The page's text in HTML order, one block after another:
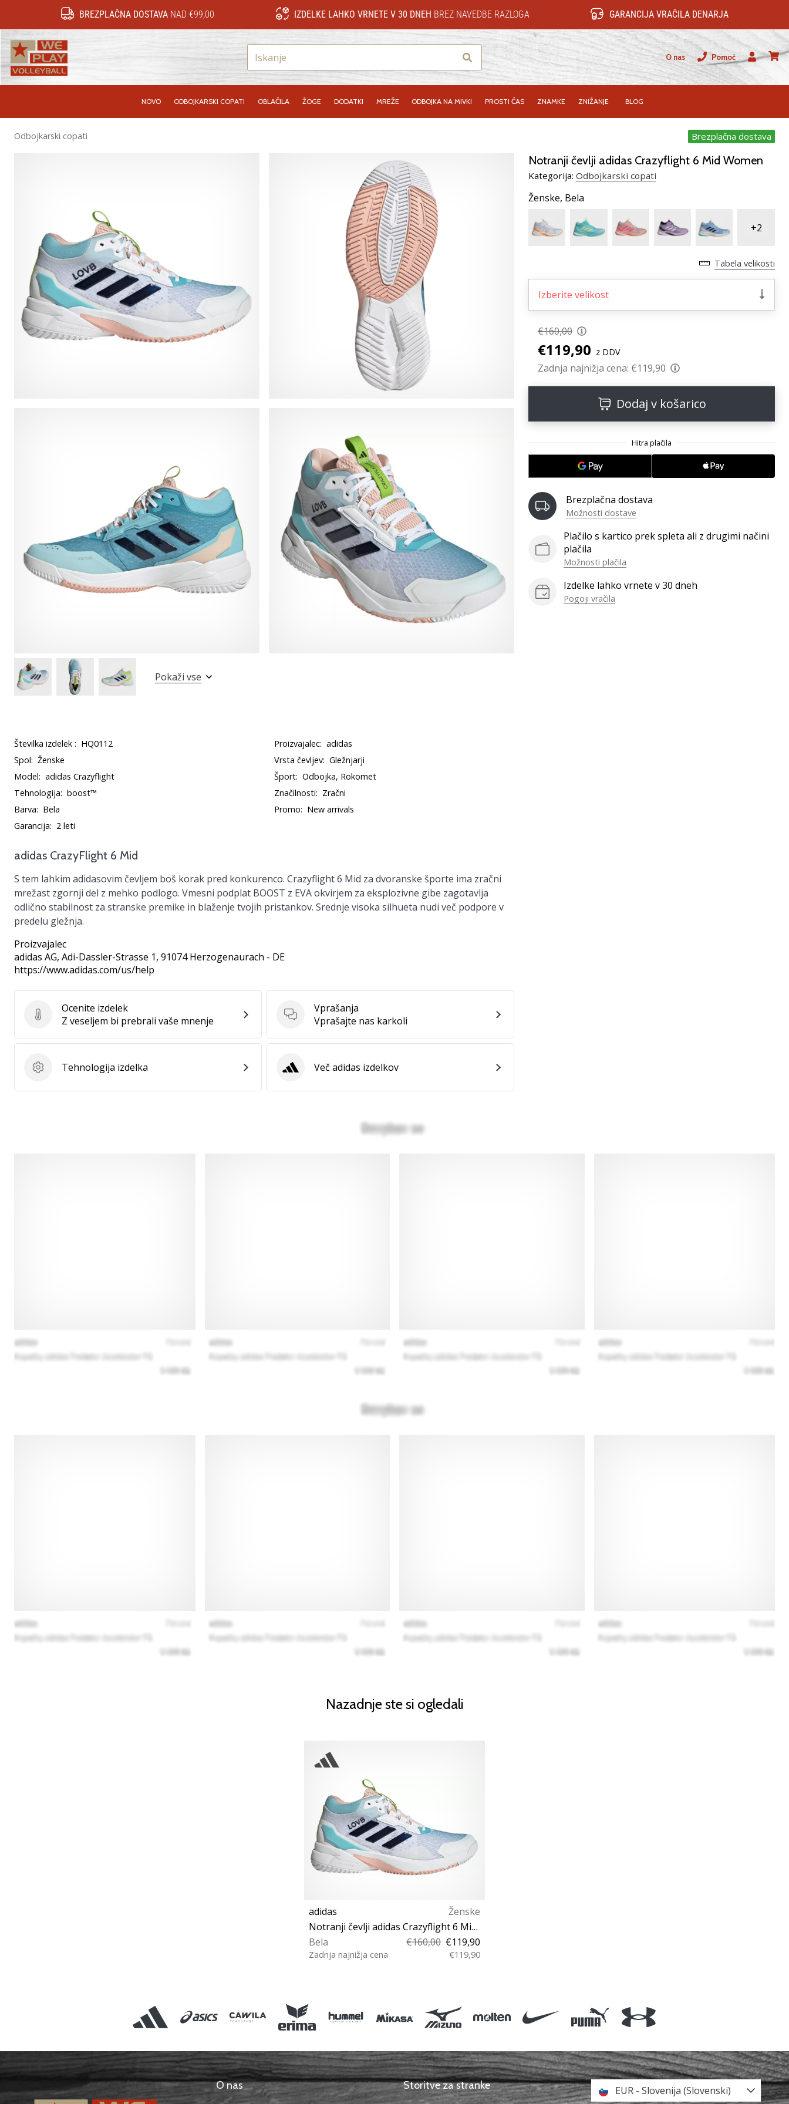
BREZPLAČNA DOSTAVA NAD €99,00 IZDELKE LAHKO VRNETE V 30 DNEH BREZ NAVEDBE RAZLOGA GARANCIJA VRAČILA DENARJA
Iskanje O nas
Pomoč
Uporabnik
NOVO ODBOJKARSKI COPATI OBLAČILA ŽOGE DODATKI MREŽE ODBOJKA NA MIVKI PROSTI ČAS ZNAMKE ZNIŽANJE BLOG
Odbojkarski copati Brezplačna dostava
Notranji čevlji adidas Crazyflight 6 Mid Women
Kategorija: Odbojkarski copati
Ženske, Bela
+2
Tabela velikosti
Izberite velikost
€160,00
€119,90 z DDV
Zadnja najnižja cena: €119,90
Dodaj v košarico
Brezplačna dostava
Možnosti dostave
Plačilo s kartico prek spleta ali z drugimi načini
plačila
Možnosti plačila
Izdelke lahko vrnete v 30 dneh
Pogoji vračila
Pokaži vse
Številka izdelek : HQ0112 Proizvajalec: adidas
Spol: Ženske Vrsta čevljev: Gležnjarji
Model: adidas Crazyflight Šport: Odbojka, Rokomet
Tehnologija: boost™ Značilnosti: Zračni
Barva: Bela Promo: New arrivals
Garancija: 2 leti
adidas CrazyFlight 6 Mid
S tem lahkim adidasovim čevljem boš korak pred konkurenco. Crazyflight 6 Mid za dvoranske športe ima zračni
mrežast zgornji del z mehko podlogo. Vmesni podplat BOOST z EVA okvirjem za eksplozivne gibe zagotavlja
odlično stabilnost za stranske premike in blaženje tvojih pristankov. Srednje visoka silhueta nudi več podpore v
predelu gležnja.
Proizvajalec
adidas AG, Adi-Dassler-Strasse 1, 91074 Herzogenaurach - DE
https://www.adidas.com/us/help
Ocenite izdelek
Ocenite izdelek
Z veseljem bi prebrali vaše mnenje
Vprašanja
Vprašanja
Vprašajte nas karkoli
Tehnologija izdelka
Tehnologija izdelka adidasVeč adidas izdelkov
Nazadnje ste si ogledali
adidas
Ženske
Notranji čevlji adidas Crazyflight 6 Mid Women
Bela
€160,00 €119,90
Zadnja najnižja cena €119,90
O nas Storitve za stranke EUR - Slovenija (Slovenski)